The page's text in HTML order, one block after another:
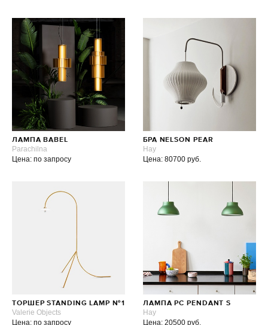
ЛАМПА BABEL
Parachilna
Цена: по запросу
БРА NELSON PEAR
Hay
Цена: 80700 руб.
ТОРШЕР STANDING LAMP №1
Valerie Objects
Цена: по запросу
ЛАМПА PC PENDANT S
Hay
Цена: 20500 руб.